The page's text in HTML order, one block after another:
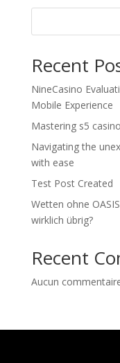
Recent
NineCasino
Mobile Experience
Mastering s5
Navigating the
with ease
Test Post Created
Wetten ohne
wirklich übrig?
Recent
Aucun